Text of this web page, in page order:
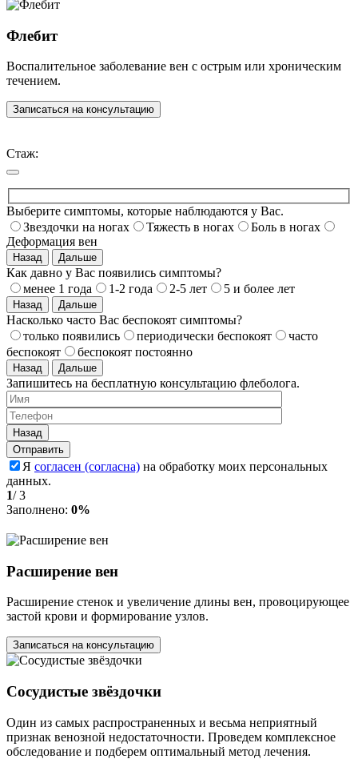
Флебит
Воспалительное заболевание вен с острым или хроническим
течением.
Записаться на консультацию
Стаж:
Выберите симптомы, которые наблюдаются у Вас.
Звездочки на ногах
Тяжесть в ногах
Боль в ногах
Деформация вен
Назад Дальше
Как давно у Вас появились симптомы?
менее 1 года
1-2 года 2-5 лет 5 и более лет
Назад Дальше
Насколько часто Вас беспокоят симптомы?
только появились
периодически беспокоят
часто
беспокоят
беспокоят постоянно
Назад Дальше
Запишитесь на бесплатную консультацию флеболога.
Назад
Я согласен (согласна) на обработку моих персональных
данных.
1/3
Заполнено: 0%
Расширение вен
Расширение стенок и увеличение длины вен, провоцирующее
застой крови и формирование узлов.
Записаться на консультацию
Сосудистые звёздочки
Один из самых распространенных и весьма неприятный
признак венозной недостаточности. Проведем комплексное
обследование и подберем оптимальный метод лечения.